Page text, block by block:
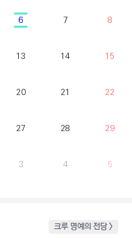
6 7 8
13 14 15
20 21 22
27 28 29
3 4 5
크루 명예의 전당 >